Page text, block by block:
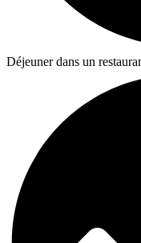
Déjeuner dans un